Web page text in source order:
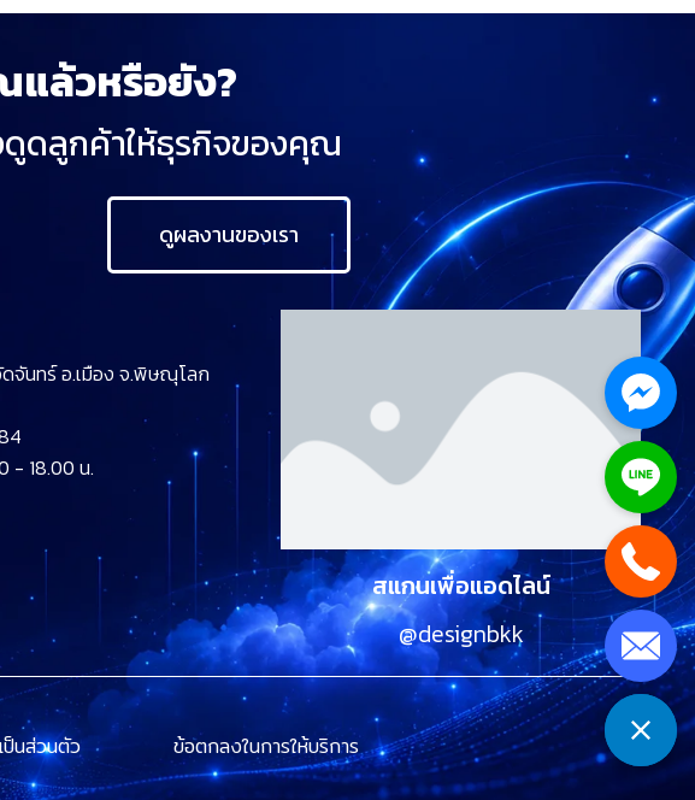
แล้วหรือยัง?
ดูดลูกค้าให้ธุรกิจของคุณ
ดูผลงานของเรา
จันทร์ อ.เมือง จ.พิษณุโลก
- 18.00 น.
สแกนเพื่อแอดไลน์
@designbkk
ป็นส่วนตัว ข้อตกลงในการให้บริการ